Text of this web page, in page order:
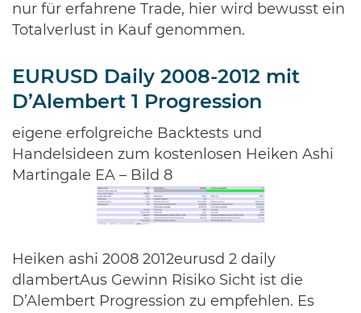
nur für erfahrene Trade, hier wird bewusst ein
Totalverlust in Kauf genommen.
EURUSD Daily 2008-2012 mit
D’Alembert 1 Progression
eigene erfolgreiche Backtests und
Handelsideen zum kostenlosen Heiken Ashi
Martingale EA – Bild 8
Heiken ashi 2008 2012eurusd 2 daily
dlambertAus Gewinn Risiko Sicht ist die
D’Alembert Progression zu empfehlen. Es